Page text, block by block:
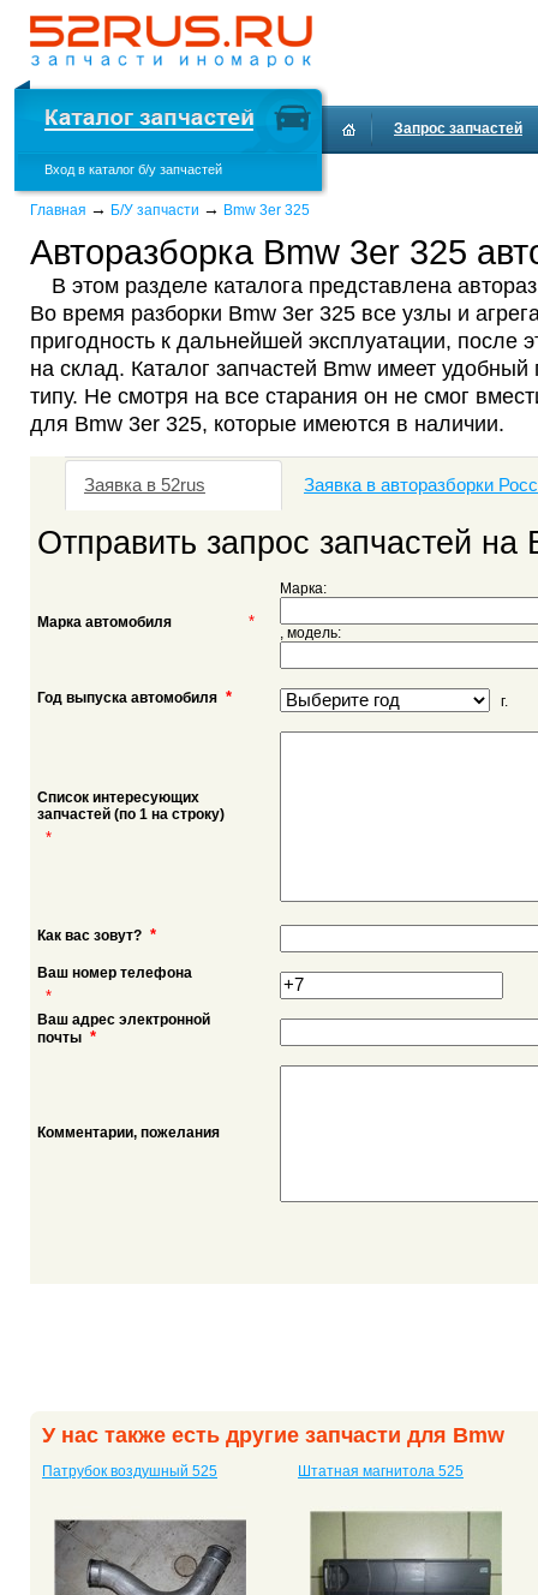
Вход в каталог б/у запчастей
Запрос запчастей
Главная → Б/У запчасти → Bmw 3er 325
Авторазборка Bmw 3er 325
В этом разделе каталога представлена
Во время разборки Bmw 3er 325 все узлы и
пригодность к дальнейшей эксплуатации, после
на склад. Каталог запчастей Bmw имеет удобный
типу. Не смотря на все старания он не смог
для Bmw 3er 325, которые имеются в наличии.
Заявка в 52rus Заявка в авторазборки
Отправить запрос запчастей на
Марка автомобиля *
Марка:
, модель:
Год выпуска автомобиля * г.
Список интересующих
запчастей (по 1 на строку)
*
Как вас зовут? *
Ваш номер телефона
*
Ваш адрес электронной
почты *
Комментарии, пожелания
У нас также есть другие запчасти для Bmw
Патрубок воздушный 525 Штатная магнитола 525